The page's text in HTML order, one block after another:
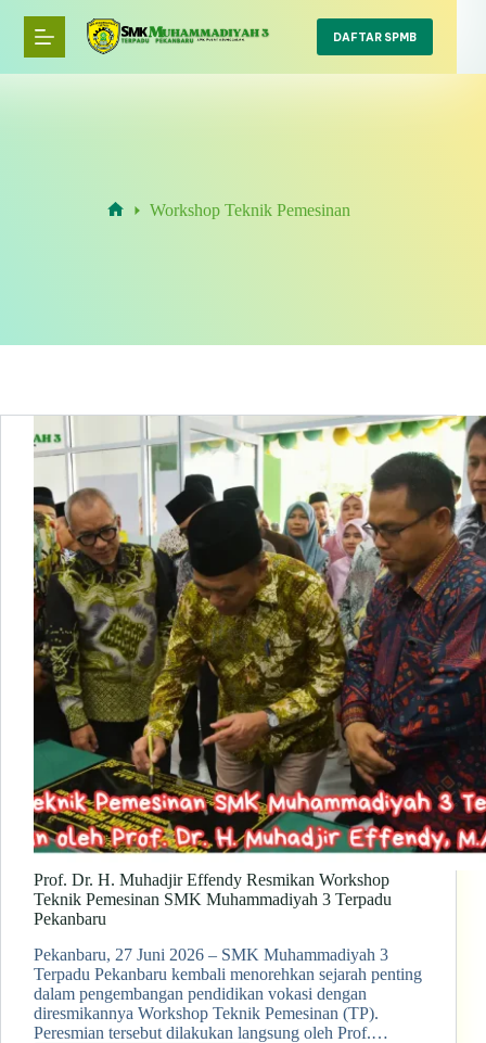
content
DAFTAR SPMB
Workshop Teknik Pemesinan
Prof. Dr. H. Muhadjir Effendy Resmikan Workshop
Teknik Pemesinan SMK Muhammadiyah 3 Terpadu
Pekanbaru
Pekanbaru, 27 Juni 2026 – SMK Muhammadiyah 3
Terpadu Pekanbaru kembali menorehkan sejarah penting
dalam pengembangan pendidikan vokasi dengan
diresmikannya Workshop Teknik Pemesinan (TP).
Peresmian tersebut dilakukan langsung oleh Prof.…